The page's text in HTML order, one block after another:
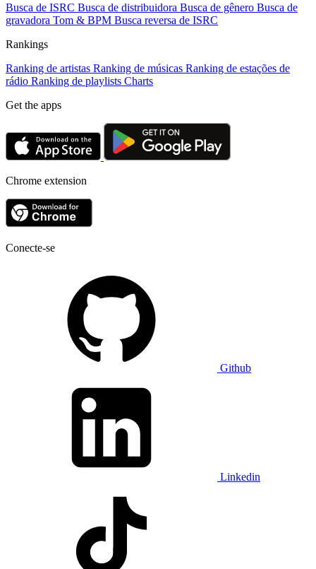
Busca de ISRC Busca de distribuidora Busca de gênero Busca de
gravadora Tom & BPM Busca reversa de ISRC
Rankings
Ranking de artistas Ranking de músicas Ranking de estações de
rádio Ranking de playlists Charts
Get the apps
Chrome extension
Conecte-se
Github
Linkedin